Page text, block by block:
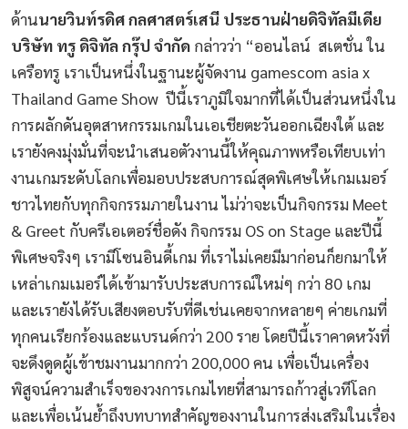
ด้านนายวินท์รดิศ กลศาสตร์เสนี ประธานฝ่ายดิจิทัลมีเดีย
บริษัท ทรู ดิจิทัล กรุ๊ป จำกัด กล่าวว่า “ออนไลน์ สเตชั่น ใน
เครือทรู เราเป็นหนึ่งในฐานะผู้จัดงาน gamescom asia x
Thailand Game Show ปีนี้เราภูมิใจมากที่ได้เป็นส่วนหนึ่งใน
การผลักดันอุตสาหกรรมเกมในเอเชียตะวันออกเฉียงใต้ และ
เรายังคงมุ่งมั่นที่จะนำเสนอตัวงานนี้ให้คุณภาพหรือเทียบเท่า
งานเกมระดับโลกเพื่อมอบประสบการณ์สุดพิเศษให้เกมเมอร์
ชาวไทยกับทุกกิจกรรมภายในงาน ไม่ว่าจะเป็นกิจกรรม Meet
& Greet กับครีเอเตอร์ชื่อดัง กิจกรรม OS on Stage และปีนี้
พิเศษจริงๆ เรามีโซนอินดี้เกม ที่เราไม่เคยมีมาก่อนก็ยกมาให้
เหล่าเกมเมอร์ได้เข้ามารับประสบการณ์ใหม่ๆ กว่า 80 เกม
และเรายังได้รับเสียงตอบรับที่ดีเช่นเคยจากหลายๆ ค่ายเกมที่
ทุกคนเรียกร้องและแบรนด์กว่า 200 ราย โดยปีนี้เราคาดหวังที่
จะดึงดูดผู้เข้าชมงานมากกว่า 200,000 คน เพื่อเป็นเครื่อง
พิสูจน์ความสำเร็จของวงการเกมไทยที่สามารถก้าวสู่เวทีโลก
และเพื่อเน้นย้ำถึงบทบาทสำคัญของงานในการส่งเสริมในเรื่อง